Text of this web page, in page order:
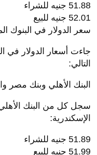
51.88 جنيه للشراء
52.01 جنيه للبيع
سعر الدولار في البنوك
جاءت أسعار الدولار في
التالي:
البنك الأهلي وبنك مصر
سجل كل من البنك
الإسكندرية:
51.89 جنيه للشراء
51.99 جنيه للبيع